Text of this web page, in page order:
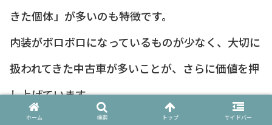
きた個体」が多いのも特徴です。
内装がボロボロになっているものが少なく、大切に
扱われてきた中古車が多いことが、さらに価値を押
し上げています。
ホーム 検索 トップ サイドバー